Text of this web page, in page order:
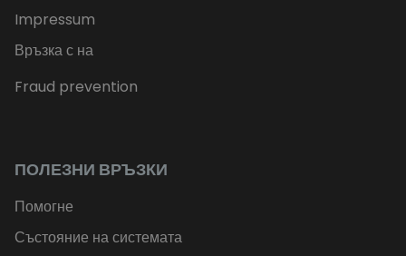
Impressum
Връзка с на
Fraud prevention
ПОЛЕЗНИ ВРЪЗКИ
Помогне
Състояние на системата